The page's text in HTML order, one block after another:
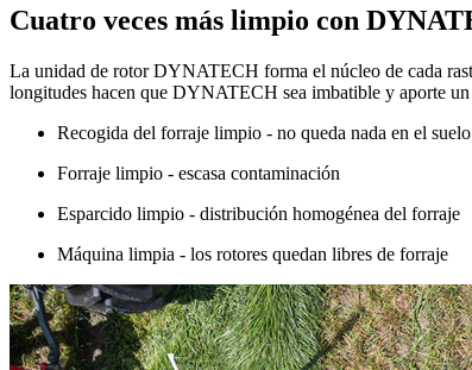
Cuatro veces más limpio con
La unidad de rotor DYNATECH forma el núcleo de cada
longitudes hacen que DYNATECH sea imbatible y aporte
Recogida del forraje limpio - no queda nada en el suelo
Forraje limpio - escasa contaminación
Esparcido limpio - distribución homogénea del forraje
Máquina limpia - los rotores quedan libres de forraje